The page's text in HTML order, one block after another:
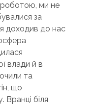
роботою, ми не
за
доходив до нас
влади й в
та
що
Вранці біля